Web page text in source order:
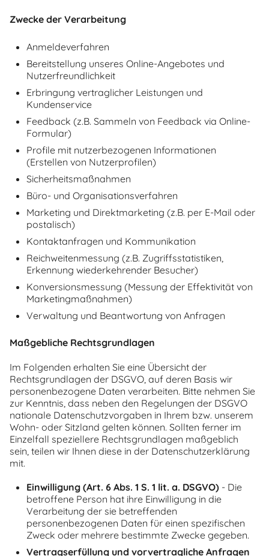
Zwecke der Verarbeitung
Anmeldeverfahren
Bereitstellung unseres Online-Angebotes und
Nutzerfreundlichkeit
Erbringung vertraglicher Leistungen und
Kundenservice
Feedback (z.B. Sammeln von Feedback via Online-
Formular)
Profile mit nutzerbezogenen Informationen
(Erstellen von Nutzerprofilen)
Sicherheitsmaßnahmen
Büro- und Organisationsverfahren
Marketing und Direktmarketing (z.B. per E-Mail oder
postalisch)
Kontaktanfragen und Kommunikation
Reichweitenmessung (z.B. Zugriffsstatistiken,
Erkennung wiederkehrender Besucher)
Konversionsmessung (Messung der Effektivität von
Marketingmaßnahmen)
Verwaltung und Beantwortung von Anfragen
Maßgebliche Rechtsgrundlagen
Im Folgenden erhalten Sie eine Übersicht der
Rechtsgrundlagen der DSGVO, auf deren Basis wir
personenbezogene Daten verarbeiten. Bitte nehmen Sie
zur Kenntnis, dass neben den Regelungen der DSGVO
nationale Datenschutzvorgaben in Ihrem bzw. unserem
Wohn- oder Sitzland gelten können. Sollten ferner im
Einzelfall speziellere Rechtsgrundlagen maßgeblich
sein, teilen wir Ihnen diese in der Datenschutzerklärung
mit.
Einwilligung (Art. 6 Abs. 1 S. 1 lit. a. DSGVO) - Die
betroffene Person hat ihre Einwilligung in die
Verarbeitung der sie betreffenden
personenbezogenen Daten für einen spezifischen
Zweck oder mehrere bestimmte Zwecke gegeben.
Vertragserfüllung und vorvertragliche Anfragen